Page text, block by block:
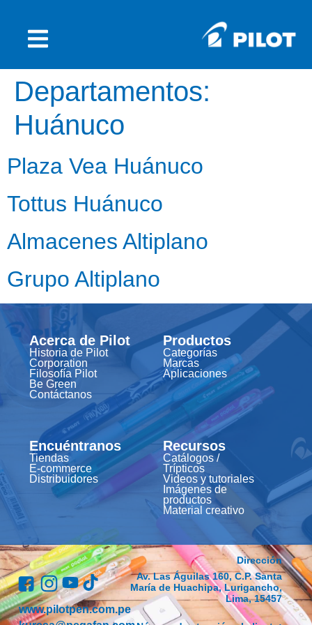
Departamentos:
Huánuco
Plaza Vea Huánuco
Tottus Huánuco
Almacenes Altiplano
Grupo Altiplano
Acerca de Pilot
Historia de Pilot
Corporation
Filosofía Pilot
Be Green
Contáctanos
Productos
Categorías
Marcas
Aplicaciones
Encuéntranos
Tiendas
E-commerce
Distribuidores
Recursos
Catálogos /
Trípticos
Videos y tutoriales
Imágenes de
productos
Material creativo
www.pilotpen.com.pe
Dirección
Av. Las Águilas 160, C.P. Santa
María de Huachipa, Lurigancho,
Lima, 15457